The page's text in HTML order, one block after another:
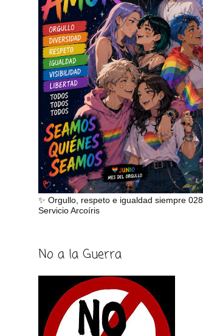
✨ Orgullo, respeto e igualdad siempre 028
Servicio Arcoíris
No a la Guerra